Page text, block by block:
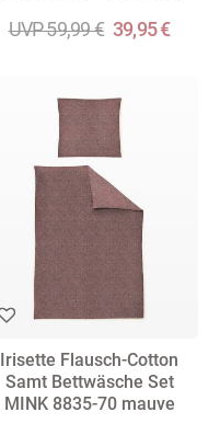
UVP 59,99 € 39,95 €
Irisette Flausch-Cotton
Samt Bettwäsche Set
MINK 8835-70 mauve